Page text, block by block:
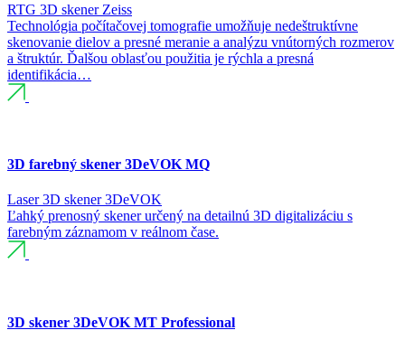
RTG 3D skener Zeiss
Technológia počítačovej tomografie umožňuje nedeštruktívne
skenovanie dielov a presné meranie a analýzu vnútorných rozmerov
a štruktúr. Ďalšou oblasťou použitia je rýchla a presná
identifikácia…
3D farebný skener 3DeVOK MQ
Laser 3D skener 3DeVOK
Ľahký prenosný skener určený na detailnú 3D digitalizáciu s
farebným záznamom v reálnom čase.
3D skener 3DeVOK MT Professional